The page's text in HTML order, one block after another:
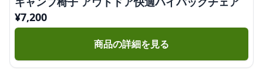
¥7,200
商品の詳細を見る